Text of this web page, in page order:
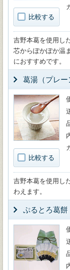
比較する
吉野本葛を使用し
芯からぽかぽか温
におすすめです。
葛湯（プレー
比較する
吉野本葛を使用し
わえます。
ぷるとろ葛